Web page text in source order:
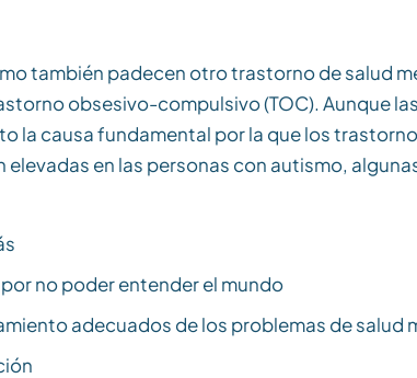
también padecen otro trastorno de salud
obsesivo-compulsivo (TOC). Aunque las
la causa fundamental por la que los
en las personas con autismo,
no poder entender el mundo
adecuados de los problemas de salud